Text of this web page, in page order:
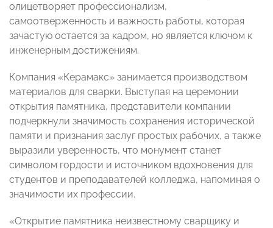
олицетворяет профессионализм,
самоотверженность и важность работы, которая
зачастую остается за кадром, но является ключом к
инженерным достижениям.
Компания «Керамакс» занимается производством
материалов для сварки. Выступая на церемонии
открытия памятника, представители компании
подчеркнули значимость сохранения исторической
памяти и признания заслуг простых рабочих, а также
выразили уверенность, что монумент станет
символом гордости и источником вдохновения для
студентов и преподавателей колледжа, напоминая о
значимости их профессии.
«Открытие памятника неизвестному сварщику и